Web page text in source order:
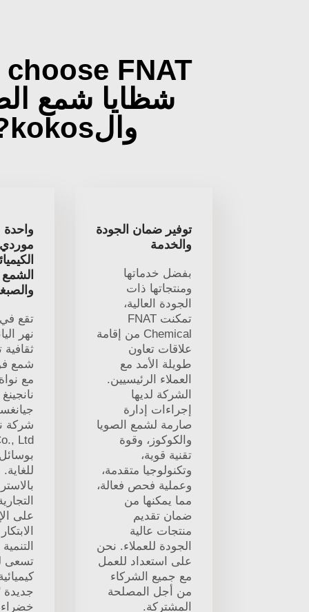
FNAT
شظايا شمع
والkokos?
توفير ضمان الجودة
والخدمة
بفضل خدماتها
ومنتجاتها ذات
الجودة العالية،
تمكنت FNAT
Chemical من إقامة
علاقات تعاون
طويلة الأمد مع
العملاء الرئيسيين.
الشركة لديها
إجراءات إدارة
صارمة لشمع الصويا
والكوكوز، وقوة
تقنية قوية،
وتكنولوجيا متقدمة،
وعملية فحص فعالة،
مما يمكنها من
ضمان تقديم
منتجات عالية
الجودة للعملاء. نحن
على استعداد للعمل
مع جميع الشركاء
من أجل المصلحة
المشتركة.
واحدة
موردي
الشمع
تقع
نهر
شمع
مع
على
تسعى
جديدة